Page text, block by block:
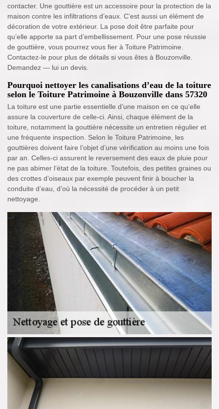
contacter. Une gouttière est un accessoire pour la protection de la
maison contre les infiltrations d’eaux. C’est aussi un élément de
décoration de votre extérieur. La pose doit être parfaite pour
qu’elle apporte sa part d’embellissement. Pour une pose réussie
de gouttière, vous pourrez vous fier à Toiture Patrimoine.
Contactez-le pour plus de détails si vous êtes à Bouzonville.
Demandez — lui un devis.
Pourquoi nettoyer les canalisations d’eau de la toiture
selon le Toiture Patrimoine à Bouzonville dans 57320
La toiture est une partie essentielle d’une maison en ce qu’elle
assure la couverture de celle-ci. Ainsi, chaque élément de la
toiture, notamment la gouttière nécessite un entretien régulier et
une fréquente inspection. Selon le Toiture Patrimoine, les
gouttières doivent faire l’objet d’une vérification au moins une fois
par an. Celles-ci assurent le reversement des eaux de pluie pour
ne pas abimer l’état de la toiture. Toutefois, des petites graines ou
des crottes d’oiseaux par exemple peuvent finir à boucher la
conduite d’eau, d’où la nécessité de procéder à un petit
nettoyage.